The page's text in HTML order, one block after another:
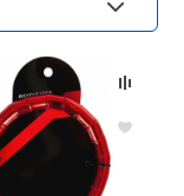
Эспандеры и
Аксессуары